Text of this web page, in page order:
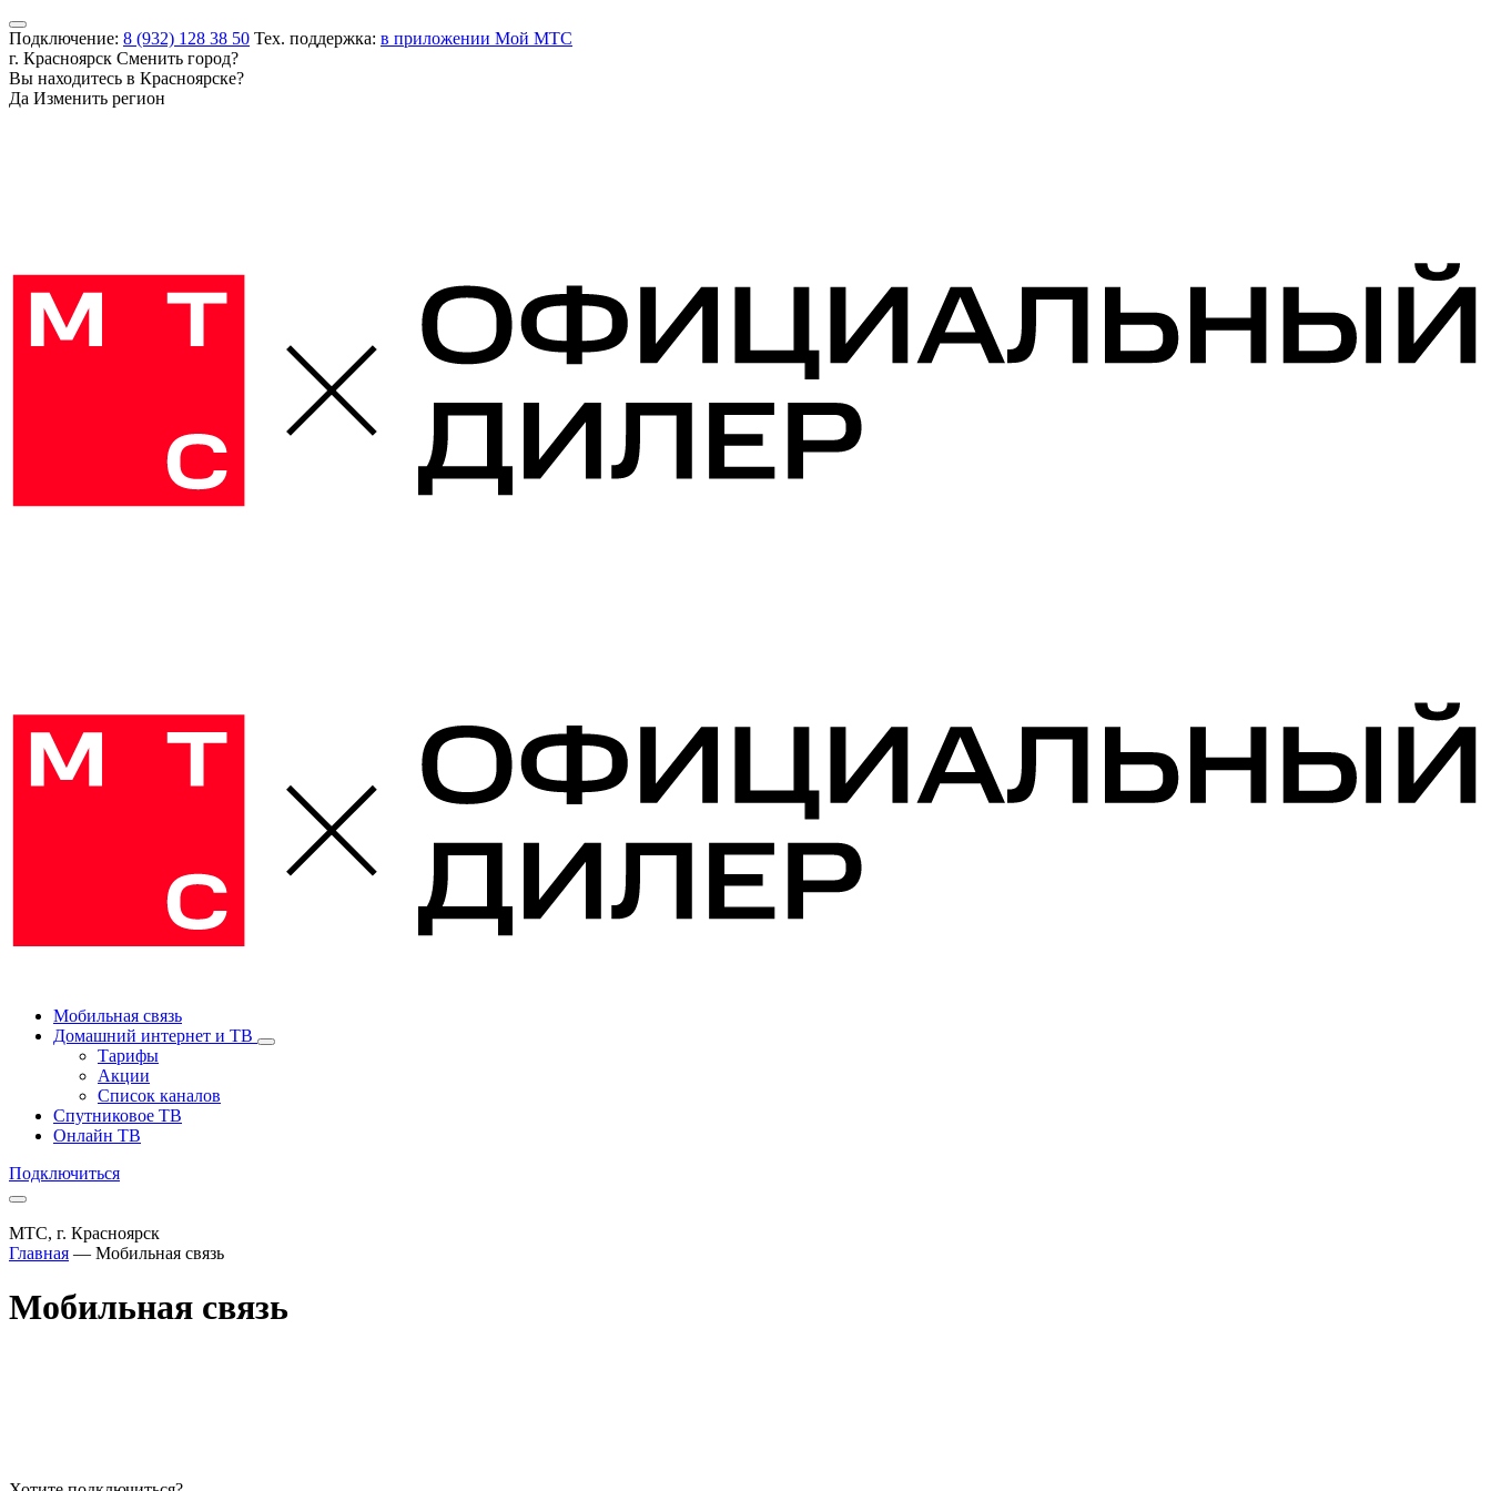
Подключение: 8 (932) 128 38 50 Тех. поддержка: в приложении Мой МТС
г. Красноярск Сменить город?
Вы находитесь в Красноярске?
Да Изменить регион
Мобильная связь
Домашний интернет и ТВ
Тарифы
Акции
Список каналов
Спутниковое ТВ
Онлайн ТВ
Подключиться
МТС, г. Красноярск
Главная — Мобильная связь
Мобильная связь